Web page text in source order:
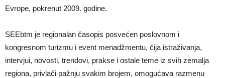
Evrope, pokrenut 2009. godine.
SEEbtm je regionalan časopis posvećen poslovnom i
kongresnom turizmu i event menadžmentu, čija istraživanja,
intervjui, novosti, trendovi, prakse i ostale teme iz svih zemalja
regiona, privlači pažnju svakim brojem, omogućava razmenu